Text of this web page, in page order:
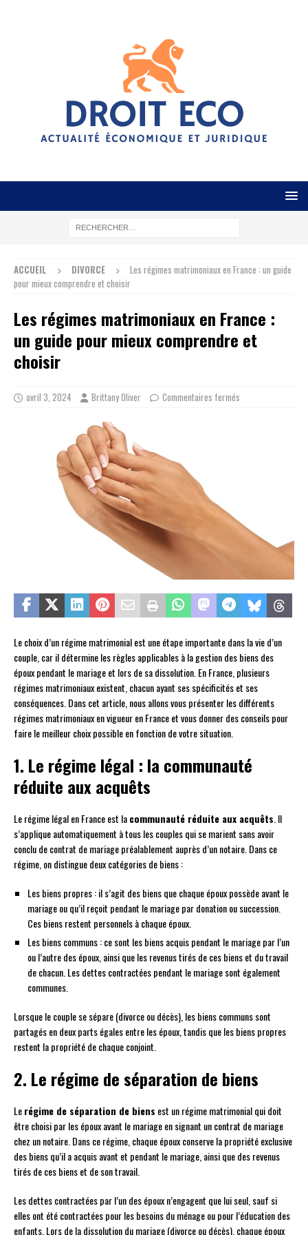
ACCUEIL DIVORCE
Les régimes matrimoniaux en France : un guide
pour mieux comprendre et choisir
Les régimes matrimoniaux en France :
un guide pour mieux comprendre et
choisir
avril 3, 2024 Brittany Oliver Commentaires fermés
Le choix d’un régime matrimonial est une étape importante dans la vie d’un
couple, car il détermine les règles applicables à la gestion des biens des
époux pendant le mariage et lors de sa dissolution. En France, plusieurs
régimes matrimoniaux existent, chacun ayant ses spécificités et ses
conséquences. Dans cet article, nous allons vous présenter les différents
régimes matrimoniaux en vigueur en France et vous donner des conseils pour
faire le meilleur choix possible en fonction de votre situation.
1. Le régime légal : la communauté
réduite aux acquêts
Le régime légal en France est lacommunauté réduite aux acquêts. Il
s’applique automatiquement à tous les couples qui se marient sans avoir
conclu de contrat de mariage préalablement auprès d’un notaire. Dans ce
régime, on distingue deux catégories de biens :
Les biens propres : il s’agit des biens que chaque époux possède avant le
mariage ou qu’il reçoit pendant le mariage par donation ou succession.
Ces biens restent personnels à chaque époux.
Les biens communs : ce sont les biens acquis pendant le mariage par l’un
ou l’autre des époux, ainsi que les revenus tirés de ces biens et du travail
de chacun. Les dettes contractées pendant le mariage sont également
communes.
Lorsque le couple se sépare (divorce ou décès), les biens communs sont
partagés en deux parts égales entre les époux, tandis que les biens propres
restent la propriété de chaque conjoint.
2. Le régime de séparation de biens
Lerégime de séparation de biens est un régime matrimonial qui doit
être choisi par les époux avant le mariage en signant un contrat de mariage
chez un notaire. Dans ce régime, chaque époux conserve la propriété exclusive
des biens qu’il a acquis avant et pendant le mariage, ainsi que des revenus
tirés de ces biens et de son travail.
Les dettes contractées par l’un des époux n’engagent que lui seul, sauf si
elles ont été contractées pour les besoins du ménage ou pour l’éducation des
enfants. Lors de la dissolution du mariage (divorce ou décès), chaque époux